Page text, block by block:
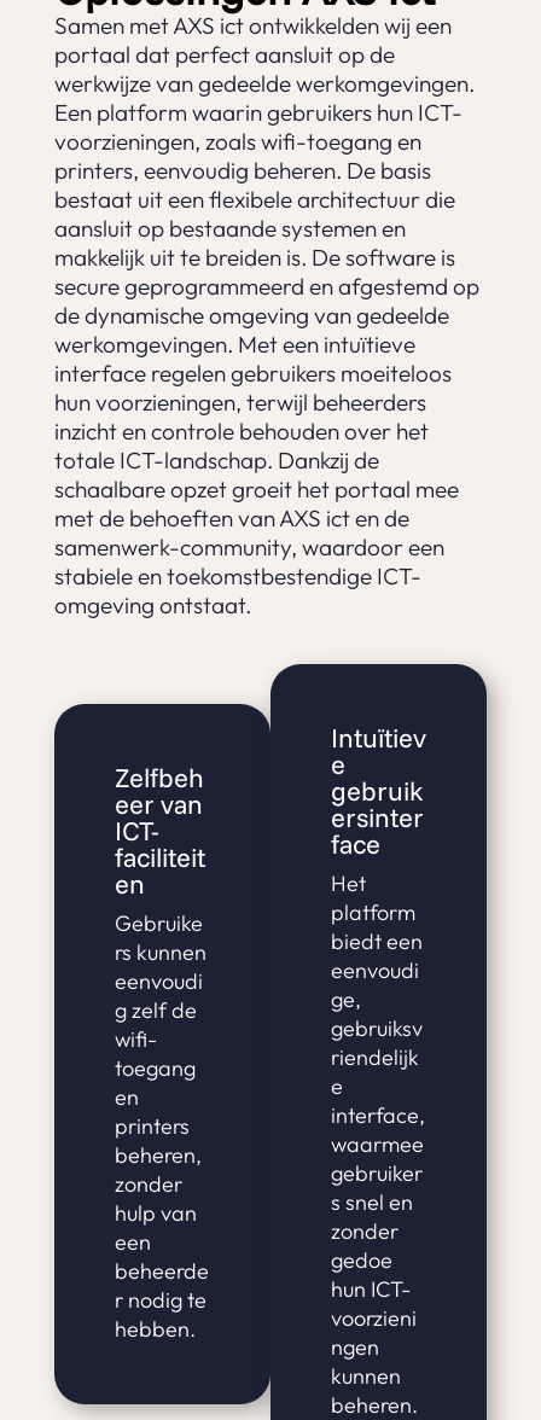
Samen met AXS ict ontwikkelden wij een
portaal dat perfect aansluit op de
werkwijze van gedeelde werkomgevingen.
Een platform waarin gebruikers hun ICT-
voorzieningen, zoals wifi-toegang en
printers, eenvoudig beheren. De basis
bestaat uit een flexibele architectuur die
aansluit op bestaande systemen en
makkelijk uit te breiden is. De software is
secure geprogrammeerd en afgestemd op
de dynamische omgeving van gedeelde
werkomgevingen. Met een intuïtieve
interface regelen gebruikers moeiteloos
hun voorzieningen, terwijl beheerders
inzicht en controle behouden over het
totale ICT-landschap. Dankzij de
schaalbare opzet groeit het portaal mee
met de behoeften van AXS ict en de
samenwerk-community, waardoor een
stabiele en toekomstbestendige ICT-
omgeving ontstaat.
Zelfbeh
eer van
ICT-
faciliteit
en
Gebruike
rs kunnen
eenvoudi
g zelf de
wifi-
toegang
en
printers
beheren,
zonder
hulp van
een
beheerde
r nodig te
hebben.
Intuïtiev
e
gebruik
ersinter
face
Het
platform
biedt een
eenvoudi
ge,
gebruiksv
riendelijk
e
interface,
waarmee
gebruiker
s snel en
zonder
gedoe
hun ICT-
voorzieni
ngen
kunnen
beheren.